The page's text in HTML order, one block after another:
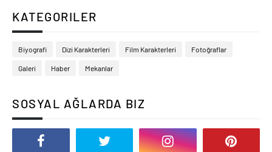
KATEGORILER
Biyografi Dizi Karakterleri Film Karakterleri Fotoğraflar
Galeri Haber Mekanlar
SOSYAL AĞLARDA BIZ